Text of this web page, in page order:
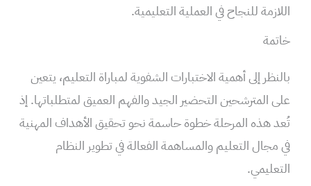
اللازمة للنجاح في العملية التعليمية.
خاتمة
بالنظر إلى أهمية الاختبارات الشفوية لمباراة التعليم، يتعين
على المترشحين التحضير الجيد والفهم العميق لمتطلباتها. إذ
تُعد هذه المرحلة خطوة حاسمة نحو تحقيق الأهداف المهنية
في مجال التعليم والمساهمة الفعالة في تطوير النظام
التعليمي.